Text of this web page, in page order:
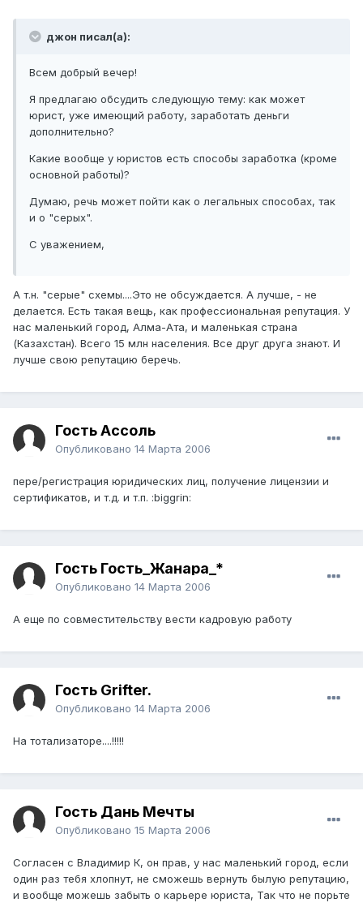
джон писал(а):
Всем добрый вечер!
Я предлагаю обсудить следующую тему: как может
юрист, уже имеющий работу, заработать деньги
дополнительно?
Какие вообще у юристов есть способы заработка (кроме
основной работы)?
Думаю, речь может пойти как о легальных способах, так
и о "серых".
С уважением,
А т.н. "серые" схемы....Это не обсуждается. А лучше, - не
делается. Есть такая вещь, как профессиональная репутация. У
нас маленький город, Алма-Ата, и маленькая страна
(Казахстан). Всего 15 млн населения. Все друг друга знают. И
лучше свою репутацию беречь.
Гость Ассоль
Опубликовано 14 Марта 2006
пере/регистрация юридических лиц, получение лицензии и
сертификатов, и т.д. и т.п. :biggrin:
Гость Гость_Жанара_*
Опубликовано 14 Марта 2006
А еще по совместительству вести кадровую работу
Гость Grifter.
Опубликовано 14 Марта 2006
На тотализаторе....!!!!!
Гость Дань Мечты
Опубликовано 15 Марта 2006
Согласен с Владимир К, он прав, у нас маленький город, если
один раз тебя хлопнут, не сможешь вернуть былую репутацию,
и вообще можешь забыть о карьере юриста, Так что не порьте